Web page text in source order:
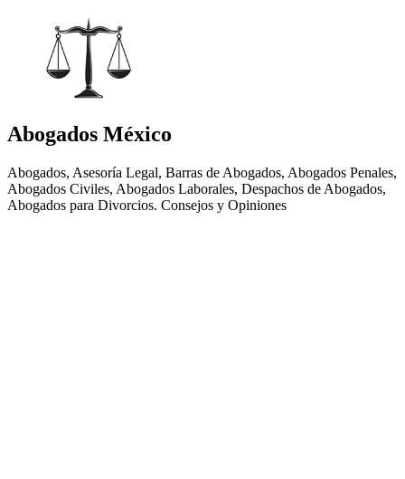
Abogados México
Abogados, Asesoría Legal, Barras de Abogados, Abogados Penales,
Abogados Civiles, Abogados Laborales, Despachos de Abogados,
Abogados para Divorcios. Consejos y Opiniones